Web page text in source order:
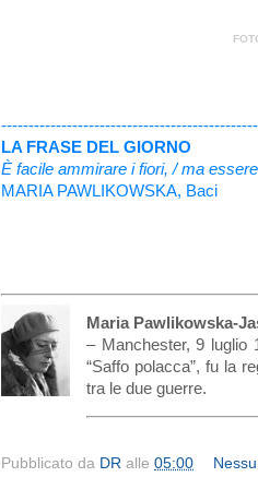
LA FRASE DEL GIORNO
È facile ammirare i fiori, / ma
MARIA PAWLIKOWSKA, Baci
Maria Pawlikowska-
– Manchester, 9 luglio
“Saffo polacca”, fu la
tra le due guerre.
Pubblicato da DR alle 05:00